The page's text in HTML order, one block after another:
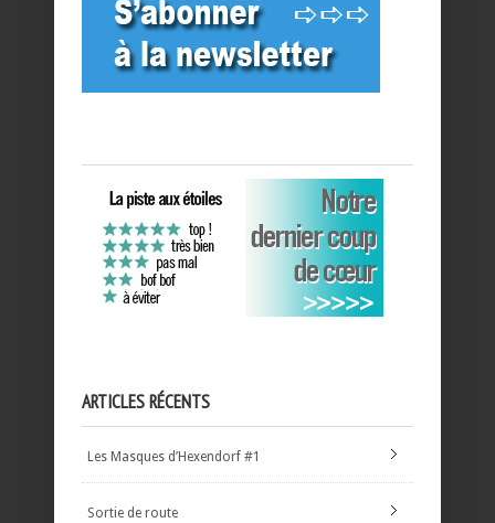
ARTICLES RÉCENTS
Les Masques d’Hexendorf #1
Sortie de route